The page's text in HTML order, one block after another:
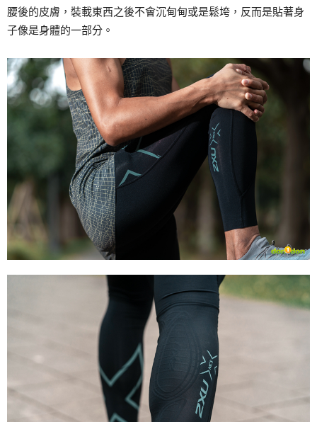
腰後的皮膚，裝載東西之後不會沉甸甸或是鬆垮，反而是貼著身
子像是身體的一部分。